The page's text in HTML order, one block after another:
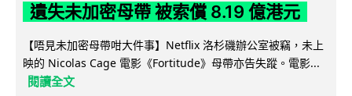
遺失未加密母帶 被索償 8.19 億港元
【唔見未加密母帶咁大件事】Netflix 洛杉磯辦公室被竊，未上
映的 Nicolas Cage 電影《Fortitude》母帶亦告失蹤。電影...
閱讀全文